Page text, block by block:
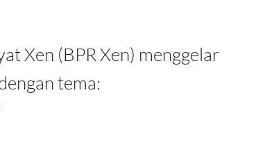
Xen (BPR Xen) menggelar
tema: